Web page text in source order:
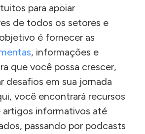
para apoiar
de todos os setores e
é fornecer as
, informações e
que você possa crescer,
desafios em sua jornada
você encontrará recursos
artigos informativos até
passando por podcasts